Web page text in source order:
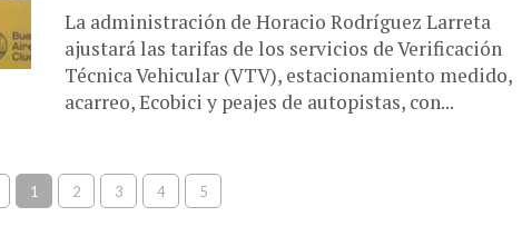
La administración de Horacio Rodríguez Larreta
ajustará las tarifas de los servicios de Verificación
Técnica Vehicular (VTV), estacionamiento medido,
acarreo, Ecobici y peajes de autopistas, con...
1 2 3 4 5